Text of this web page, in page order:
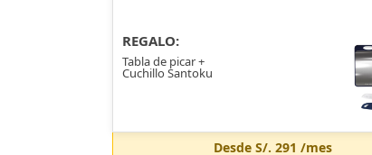
REGALO:
Tabla de picar +
Cuchillo Santoku
Desde S/. 291 /mes